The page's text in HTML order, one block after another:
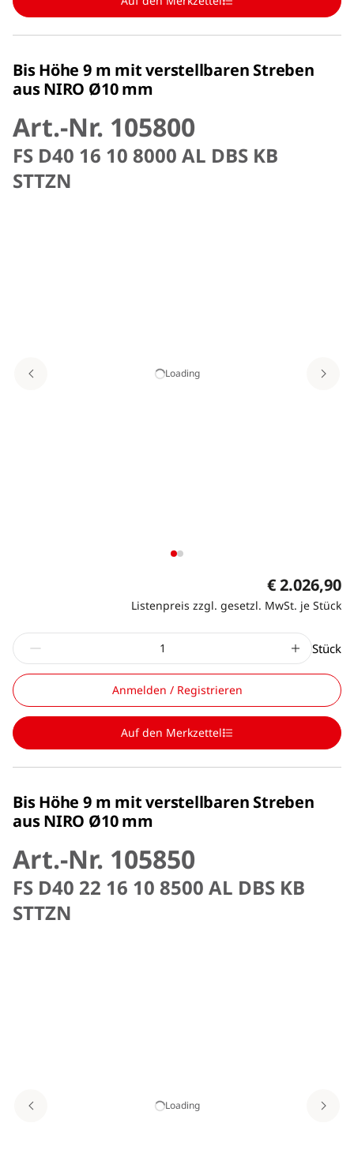
Bis Höhe 9 m mit verstellbaren Streben
aus NIRO Ø10 mm
Art.-Nr. 105800
FS D40 16 10 8000 AL DBS KB
STTZN
Loading
€ 2.026,90
Listenpreis zzgl. gesetzl. MwSt. je Stück
Stück
Anmelden / Registrieren
Auf den Merkzettel
Bis Höhe 9 m mit verstellbaren Streben
aus NIRO Ø10 mm
Art.-Nr. 105850
FS D40 22 16 10 8500 AL DBS KB
STTZN
Loading